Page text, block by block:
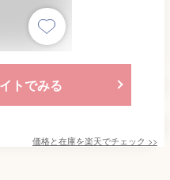
トでみる
価格と在庫を楽天でチェック >>